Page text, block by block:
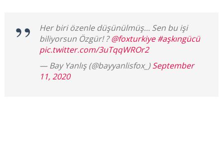
Her biri özenle düşünülmüş… Sen bu işi
biliyorsun Özgür! ?@foxturkiye #aşkıngücü
pic.twitter.com/3uTqqWROr2
— Bay Yanlış (@bayyanlisfox_)September
11, 2020